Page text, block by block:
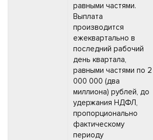
равными частями.
Выплата
производится
ежеквартально в
последний рабочий
день квартала,
равными частями по 2
000 000 (два
миллиона) рублей, до
удержания НДФЛ,
пропорционально
фактическому
периоду